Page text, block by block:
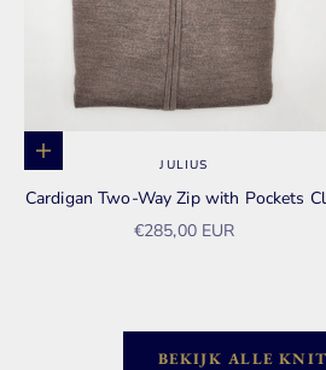
Opties kiezen JULIUS
Cardigan Two-Way Zip with Pockets
Aanbiedingsprijs
€285,00 EUR
BEKIJK ALLE